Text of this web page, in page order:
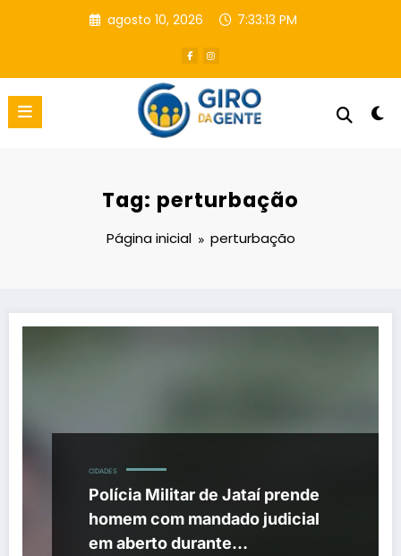
agosto 10, 2026 7:33:14 PM
Tag: perturbação
Página inicial perturbação
CIDADES
Polícia Militar de Jataí prende
homem com mandado judicial
em aberto durante